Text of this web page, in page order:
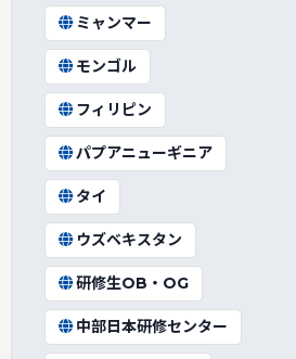
ミャンマー
モンゴル
フィリピン
パプアニューギニア
タイ
ウズベキスタン
研修生OB・OG
中部日本研修センター